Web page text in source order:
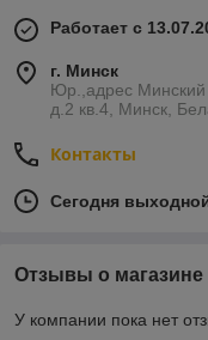
Работает с
г. Минск
Юр.,адрес Минский
д.2 кв.4, Минск,
Контакты
Сегодня
Отзывы о магазине
У компании пока нет